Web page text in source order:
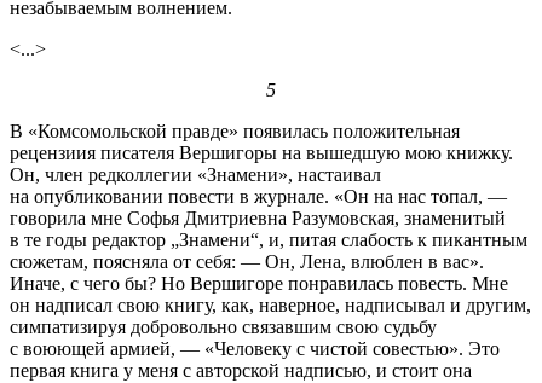
незабываемым волнением.
<...>
5
В «Комсомольской правде» появилась положительная
рецензиия писателя Вершигоры на вышедшую мою книжку.
Он, член редколлегии «Знамени», настаивал
на опубликовании повести в журнале. «Он на нас топал, —
говорила мне Софья Дмитриевна Разумовская, знаменитый
в те годы редактор „Знамени“, и, питая слабость к пикантным
сюжетам, поясняла от себя: — Он, Лена, влюблен в вас».
Иначе, с чего бы? Но Вершигоре понравилась повесть. Мне
он надписал свою книгу, как, наверное, надписывал и другим,
симпатизируя добровольно связавшим свою судьбу
с воюющей армией, — «Человеку с чистой совестью». Это
первая книга у меня с авторской надписью, и стоит она